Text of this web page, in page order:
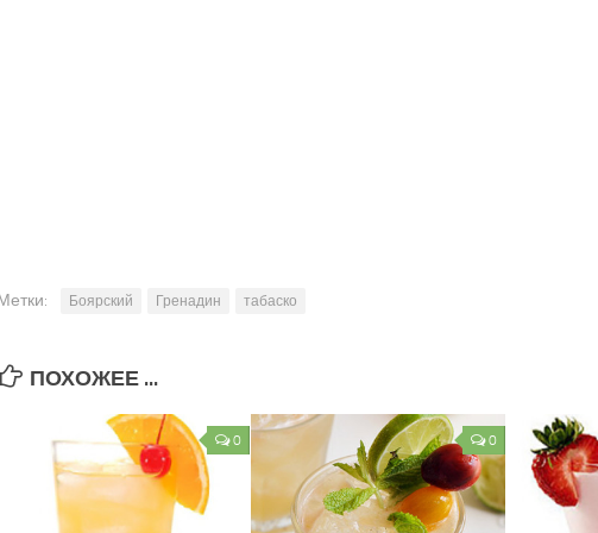
Боярский Гренадин табаско
ПОХОЖЕЕ ...
0 0